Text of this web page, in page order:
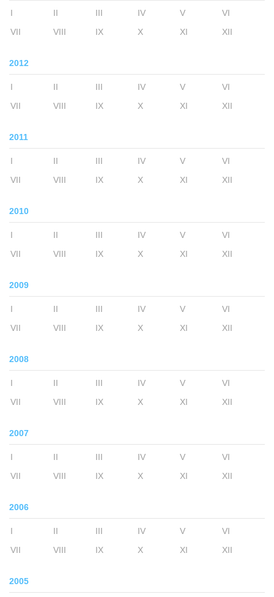
I II III IV V
VI
VII
VIII IX X XI XII
2012
I II III IV V
VI
VII
VIII IX X XI XII
2011
I II III IV V
VI
VII
VIII IX X XI XII
2010
I II III IV V
VI
VII
VIII IX X XI XII
2009
I II III IV V
VI
VII
VIII IX X XI XII
2008
I II III IV V
VI
VII
VIII IX X XI XII
2007
I II III IV V
VI
VII
VIII IX X XI XII
2006
I II III IV V
VI
VII
VIII IX X XI XII
2005